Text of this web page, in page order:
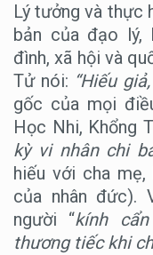
Lý tưởng và thực
bản của đạo lý,
đình, xã hội và
Tử nói: “Hiếu
gốc của mọi
Học Nhi, Khổng
kỳ vi nhân chi
hiếu với cha
của nhân đức).
người “kính
thương tiếc khi